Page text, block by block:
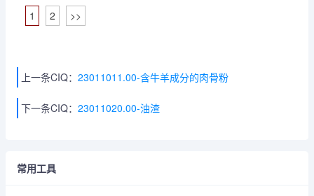
1 2 >>
上一条CIQ： 23011011.00-含牛羊成分的肉骨粉
下一条CIQ： 23011020.00-油渣
常用工具